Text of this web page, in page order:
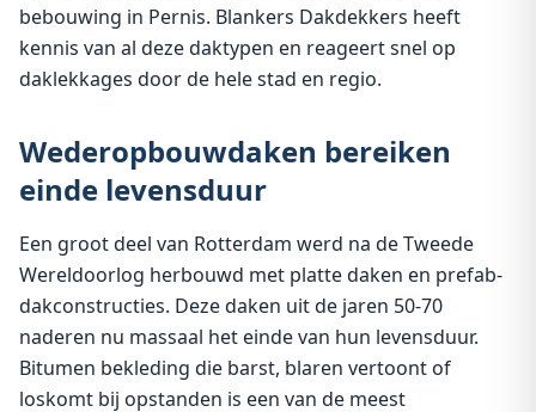
bebouwing in Pernis. Blankers Dakdekkers heeft
kennis van al deze daktypen en reageert snel op
daklekkages door de hele stad en regio.
Wederopbouwdaken bereiken
einde levensduur
Een groot deel van Rotterdam werd na de Tweede
Wereldoorlog herbouwd met platte daken en prefab-
dakconstructies. Deze daken uit de jaren 50-70
naderen nu massaal het einde van hun levensduur.
Bitumen bekleding die barst, blaren vertoont of
loskomt bij opstanden is een van de meest